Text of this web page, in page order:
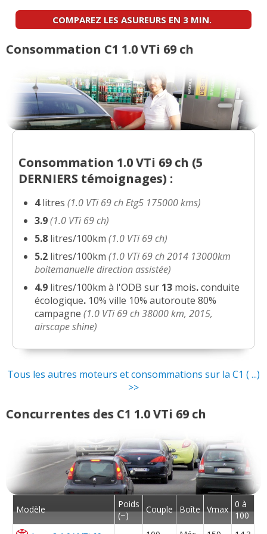
boitemanuelle dir(0 )
18/20 1.0 VTi 69 ch Etg5 175000 kms( 2
-- /20
1.0 VTi 69 ch 1000km Boite robotisée
12/20 1.0 VTi 69 ch(2 )
1.0 VTi 69 ch 2500km 2014 feel edition
(0 )
-- /20
-- /20 1.0 VTi 69 ch(0 )
COMPAREZ LES ASUREURS EN 3 MIN.
Consommation C1 1.0 VTi 69 ch
Consommation 1.0 VTi 69 ch (5
DERNIERS témoignages) :
4litres(1.0 VTi 69 ch Etg5 175000 kms)
3.9 (1.0 VTi 69 ch)
5.8 litres/100km(1.0 VTi 69 ch)
5.2 litres/100km(1.0 VTi 69 ch 2014 13000km
boitemanuelle direction assistée)
4.9 litres/100km à l'ODB sur 13 mois. conduite
écologique. 10% ville 10% autoroute 80%
campagne(1.0 VTi 69 ch 38000 km, 2015,
airscape shine)
Tous les autres moteurs et consommations sur la C1 ( ...)
>>
Concurrentes des C1 1.0 VTi 69 ch
Modèle
Poids
(~)
Couple Boîte Vmax 0 à
100